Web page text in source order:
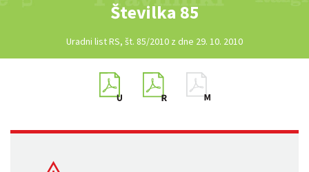
Številka 85
Uradni list RS, št. 85/2010 z dne 29. 10. 2010